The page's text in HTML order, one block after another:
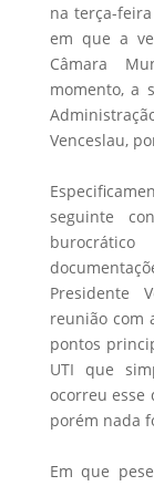
na terça-
em que a
Câmara
momento, a
Venceslau,
seguinte
Presidente
reunião com
pontos
UTI que
ocorreu esse
porém nada
Em que